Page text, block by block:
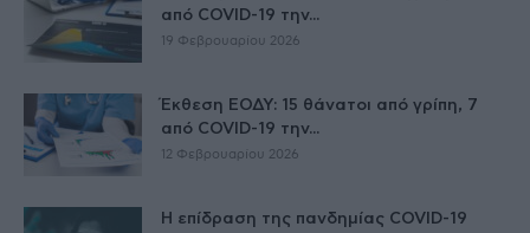
από COVID-19 την...
19 Φεβρουαρίου 2026
Έκθεση ΕΟΔΥ: 15 θάνατοι από γρίπη, 7
από COVID-19 την...
12 Φεβρουαρίου 2026
Η επίδραση της πανδημίας COVID-19